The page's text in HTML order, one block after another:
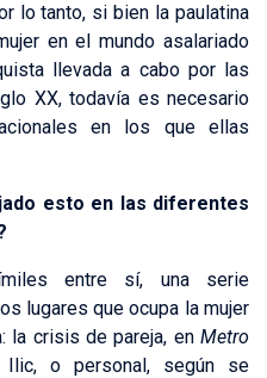
lo tanto, si bien la paulatina
en el mundo asalariado
llevada a cabo por las
XX, todavía es necesario
en los que ellas
esto en las diferentes
entre sí, una serie
lugares que ocupa la mujer
la crisis de pareja, en Metro
Ilic, o personal, según se